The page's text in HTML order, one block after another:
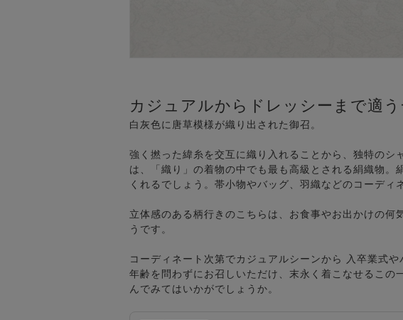
カジュアルからドレッシーまで適う
白灰色に唐草模様が織り出された御召。
強く撚った緯糸を交互に織り入れることから、独特の
は、「織り」の着物の中でも最も高級とされる絹織物
くれるでしょう。帯小物やバッグ、羽織などのコーデ
立体感のある柄行きのこちらは、お食事やお出かけの
うです。
コーディネート次第でカジュアルシーンから 入卒業式
年齢を問わずにお召しいただけ、末永く着こなせるこ
んでみてはいかがでしょうか。